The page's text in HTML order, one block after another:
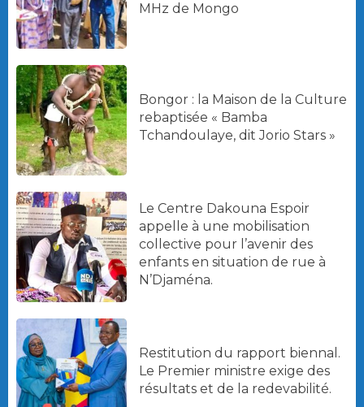
MHz de Mongo
Bongor : la Maison de la Culture
rebaptisée « Bamba
Tchandoulaye, dit Jorio Stars »
Le Centre Dakouna Espoir
appelle à une mobilisation
collective pour l’avenir des
enfants en situation de rue à
N’Djaména.
Restitution du rapport biennal.
Le Premier ministre exige des
résultats et de la redevabilité.